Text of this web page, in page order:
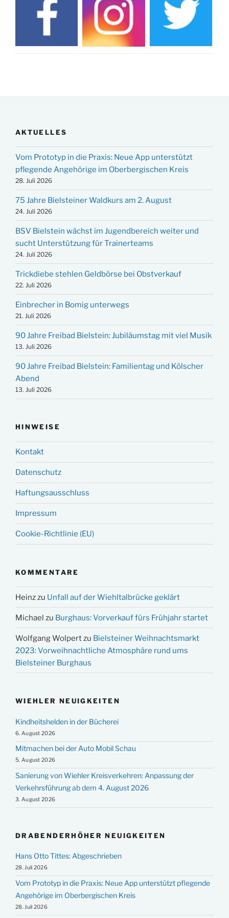
AKTUELLES
Vom Prototyp in die Praxis: Neue App unterstützt
pflegende Angehörige im Oberbergischen Kreis
28. Juli 2026
75 Jahre Bielsteiner Waldkurs am 2. August
24. Juli 2026
BSV Bielstein wächst im Jugendbereich weiter und
sucht Unterstützung für Trainerteams
24. Juli 2026
Trickdiebe stehlen Geldbörse bei Obstverkauf
22. Juli 2026
Einbrecher in Bomig unterwegs
21. Juli 2026
90 Jahre Freibad Bielstein: Jubiläumstag mit viel Musik
13. Juli 2026
90 Jahre Freibad Bielstein: Familientag und Kölscher
Abend
13. Juli 2026
HINWEISE
Kontakt
Datenschutz
Haftungsausschluss
Impressum
Cookie-Richtlinie (EU)
KOMMENTARE
Heinzzu Unfall auf der Wiehltalbrücke geklärt
Michael zu Burghaus: Vorverkauf fürs Frühjahr startet
Wolfgang Wolpertzu Bielsteiner Weihnachtsmarkt
2023: Vorweihnachtliche Atmosphäre rund ums
Bielsteiner Burghaus
WIEHLER NEUIGKEITEN
Kindheitshelden in der Bücherei
6. August 2026
Mitmachen bei der Auto Mobil Schau
5. August 2026
Sanierung von Wiehler Kreisverkehren: Anpassung der
Verkehrsführung ab dem 4. August 2026
3. August 2026
DRABENDERHÖHER NEUIGKEITEN
Hans Otto Tittes: Abgeschrieben
28. Juli 2026
Vom Prototyp in die Praxis: Neue App unterstützt pflegende
Angehörige im Oberbergischen Kreis
28. Juli 2026